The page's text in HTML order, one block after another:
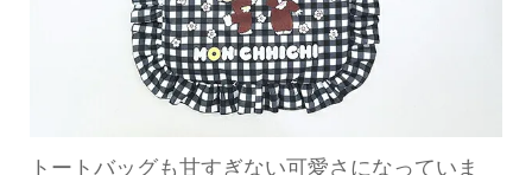
トートバッグも甘すぎない可愛さになっていま